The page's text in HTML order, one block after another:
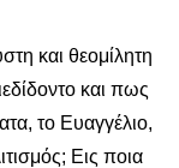
και θεομίλητη
και πως
το Ευαγγέλιο,
Εις ποια